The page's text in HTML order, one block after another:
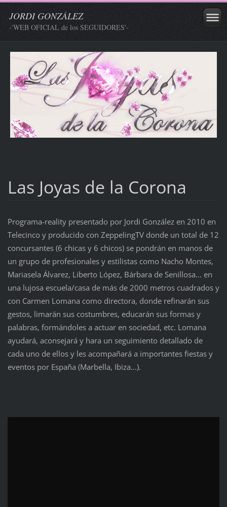
JORDI GONZÁLEZ
-'WEB OFICIAL de los SEGUIDORES'-
Las Joyas de la Corona
Programa-reality presentado por Jordi González en 2010 en
Telecinco y producido con ZeppelingTV donde un total de 12
concursantes (6 chicas y 6 chicos) se pondrán en manos de
un grupo de profesionales y estilistas como Nacho Montes,
Mariasela Álvarez, Liberto López, Bárbara de Senillosa... en
una lujosa escuela/casa de más de 2000 metros cuadrados y
con Carmen Lomana como directora, donde refinarán sus
gestos, limarán sus costumbres, educarán sus formas y
palabras, formándoles a actuar en sociedad, etc. Lomana
ayudará, aconsejará y hara un seguimiento detallado de
cada uno de ellos y les acompañará a importantes fiestas y
eventos por España (Marbella, Ibiza...).